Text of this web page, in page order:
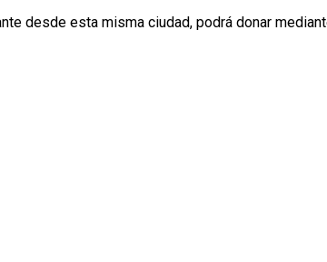
desde esta misma ciudad, podrá donar